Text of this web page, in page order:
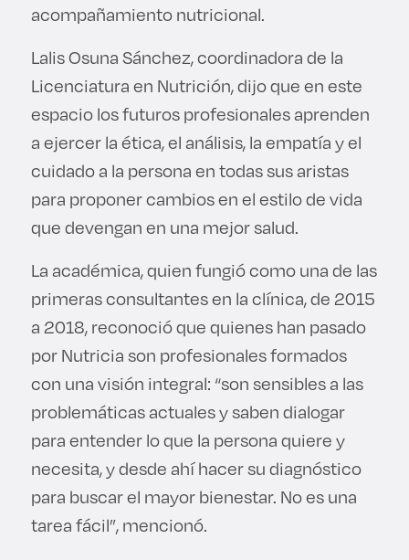
acompañamiento nutricional.
Lalis Osuna Sánchez, coordinadora de la
Licenciatura en Nutrición, dijo que en este
espacio los futuros profesionales aprenden
a ejercer la ética, el análisis, la empatía y el
cuidado a la persona en todas sus aristas
para proponer cambios en el estilo de vida
que devengan en una mejor salud.
La académica, quien fungió como una de las
primeras consultantes en la clínica, de 2015
a 2018, reconoció que quienes han pasado
por Nutricia son profesionales formados
con una visión integral: “son sensibles a las
problemáticas actuales y saben dialogar
para entender lo que la persona quiere y
necesita, y desde ahí hacer su diagnóstico
para buscar el mayor bienestar. No es una
tarea fácil”, mencionó.